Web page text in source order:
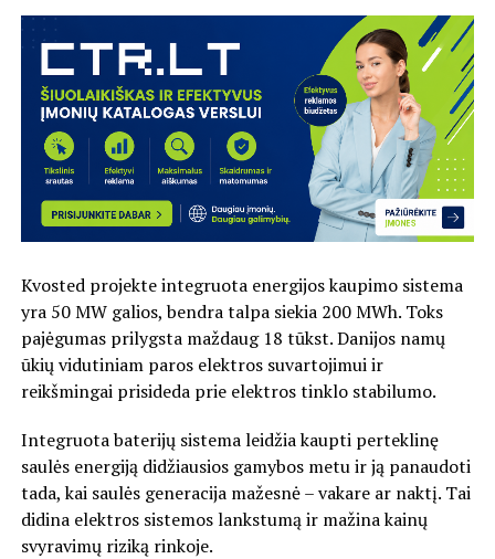
Kvosted projekte integruota energijos kaupimo sistema
yra 50 MW galios, bendra talpa siekia 200 MWh. Toks
pajėgumas prilygsta maždaug 18 tūkst. Danijos namų
ūkių vidutiniam paros elektros suvartojimui ir
reikšmingai prisideda prie elektros tinklo stabilumo.
Integruota baterijų sistema leidžia kaupti perteklinę
saulės energiją didžiausios gamybos metu ir ją panaudoti
tada, kai saulės generacija mažesnė – vakare ar naktį. Tai
didina elektros sistemos lankstumą ir mažina kainų
svyravimų riziką rinkoje.